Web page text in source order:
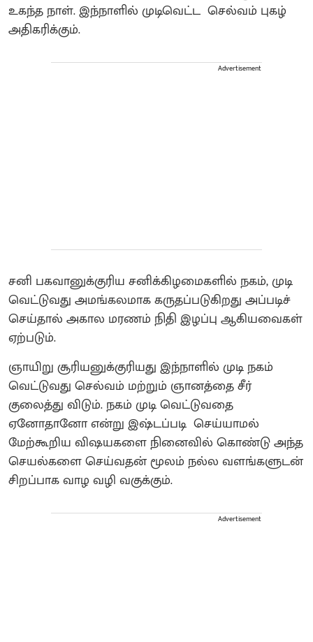
உகந்த நாள். இந்நாளில் முடிவெட்ட செல்வம் புகழ்
அதிகரிக்கும்.
Advertisement
சனி பகவானுக்குரிய சனிக்கிழமைகளில் நகம், முடி
வெட்டுவது அமங்கலமாக கருதப்படுகிறது அப்படிச்
செய்தால் அகால மரணம் நிதி இழப்பு ஆகியவைகள்
ஏற்படும்.
ஞாயிறு சூரியனுக்குரியது‌ இந்நாளில் முடி நகம்
வெட்டுவது செல்வம் மற்றும் ஞானத்தை சீர்
குலைத்து விடும்‌. நகம் முடி வெட்டுவதை
ஏனோதானோ என்று இஷ்டப்படி செய்யாமல்
மேற்கூறிய விஷயகளை நினைவில் கொண்டு அந்த
செயல்களை செய்வதன் மூலம் நல்ல வளங்களுடன்
சிறப்பாக வாழ வழி வகுக்கும்.
Advertisement